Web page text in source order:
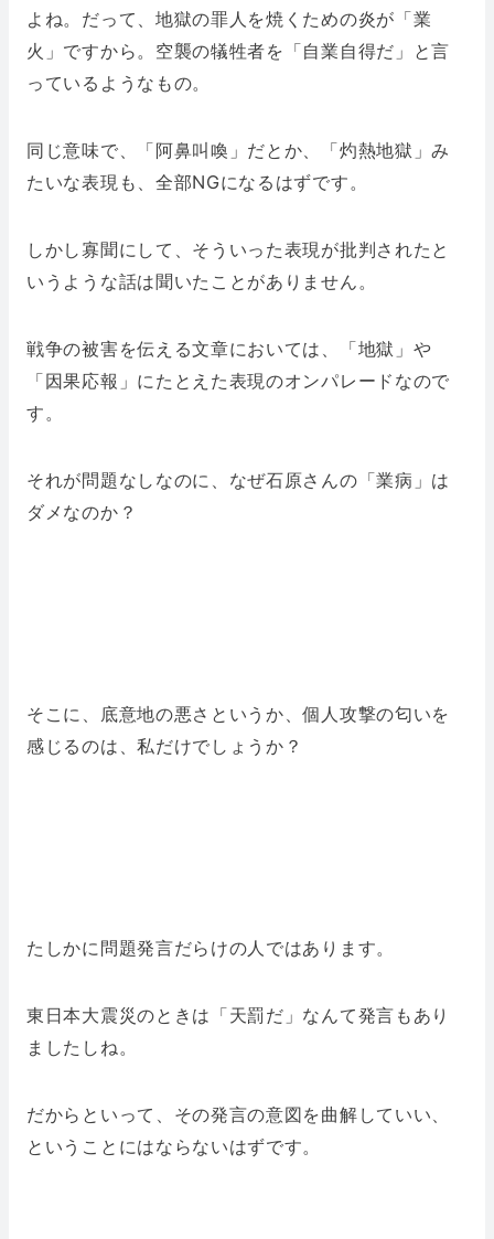
よね。だって、地獄の罪人を焼くための炎が「業
火」ですから。空襲の犠牲者を「自業自得だ」と言
っているようなもの。
同じ意味で、「阿鼻叫喚」だとか、「灼熱地獄」み
たいな表現も、全部NGになるはずです。
しかし寡聞にして、そういった表現が批判されたと
いうような話は聞いたことがありません。
戦争の被害を伝える文章においては、「地獄」や
「因果応報」にたとえた表現のオンパレードなので
す。
それが問題なしなのに、なぜ石原さんの「業病」は
ダメなのか？
そこに、底意地の悪さというか、個人攻撃の匂いを
感じるのは、私だけでしょうか？
たしかに問題発言だらけの人ではあります。
東日本大震災のときは「天罰だ」なんて発言もあり
ましたしね。
だからといって、その発言の意図を曲解していい、
ということにはならないはずです。